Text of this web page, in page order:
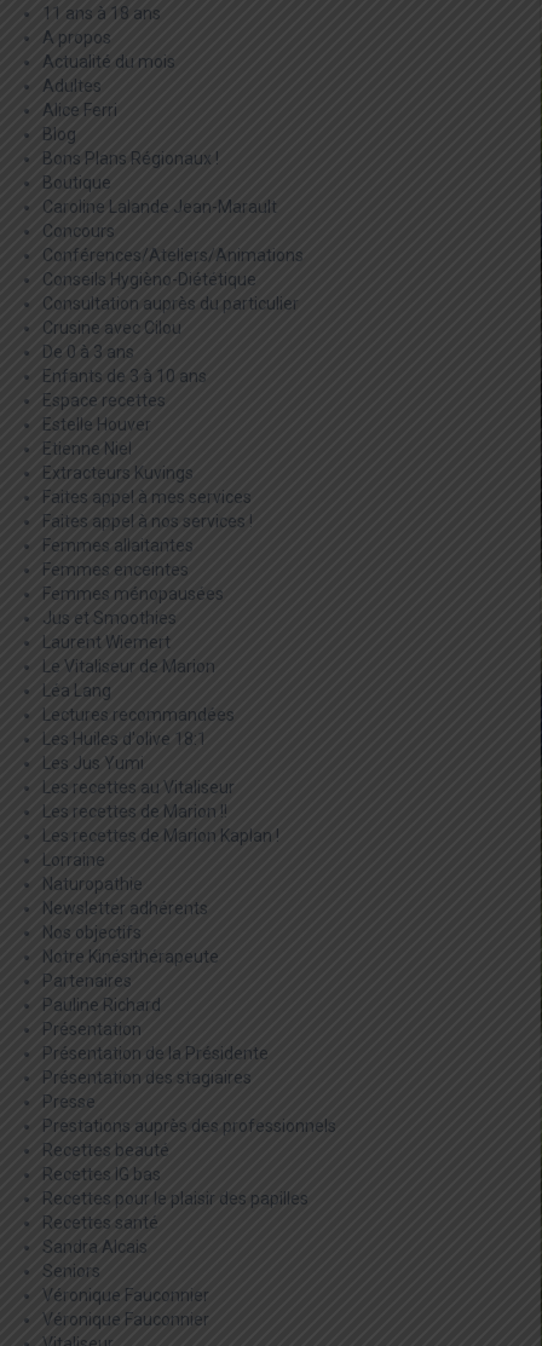
11 ans à 18 ans
A propos
Actualité du mois
Adultes
Alice Ferri
Blog
Bons Plans Régionaux !
Boutique
Caroline Lalande Jean-Marault
Concours
Conférences/Ateliers/Animations
Conseils Hygièno-Diététique
Consultation auprès du particulier
Crusine avec Cilou
De 0 à 3 ans
Enfants de 3 à 10 ans
Espace recettes
Estelle Houver
Etienne Niel
Extracteurs Kuvings
Faites appel à mes services
Faites appel à nos services !
Femmes allaitantes
Femmes enceintes
Femmes ménopausées
Jus et Smoothies
Laurent Wiemert
Le Vitaliseur de Marion
Léa Lang
Lectures recommandées
Les Huiles d'olive 18:1
Les Jus Yumi
Les recettes au Vitaliseur
Les recettes de Marion !!
Les recettes de Marion Kaplan !
Lorraine
Naturopathie
Newsletter adhérents
Nos objectifs
Notre Kinésithérapeute
Partenaires
Pauline Richard
Présentation
Présentation de la Présidente
Présentation des stagiaires
Presse
Prestations auprès des professionnels
Recettes beauté
Recettes IG bas
Recettes pour le plaisir des papilles
Recettes santé
Sandra Alcais
Seniors
Véronique Fauconnier
Véronique Fauconnier